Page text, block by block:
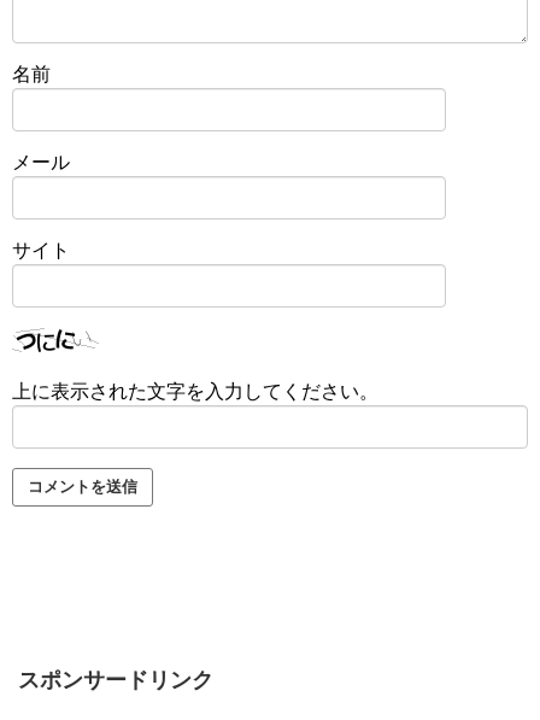
名前
メール
サイト
上に表示された文字を入力してください。
スポンサードリンク